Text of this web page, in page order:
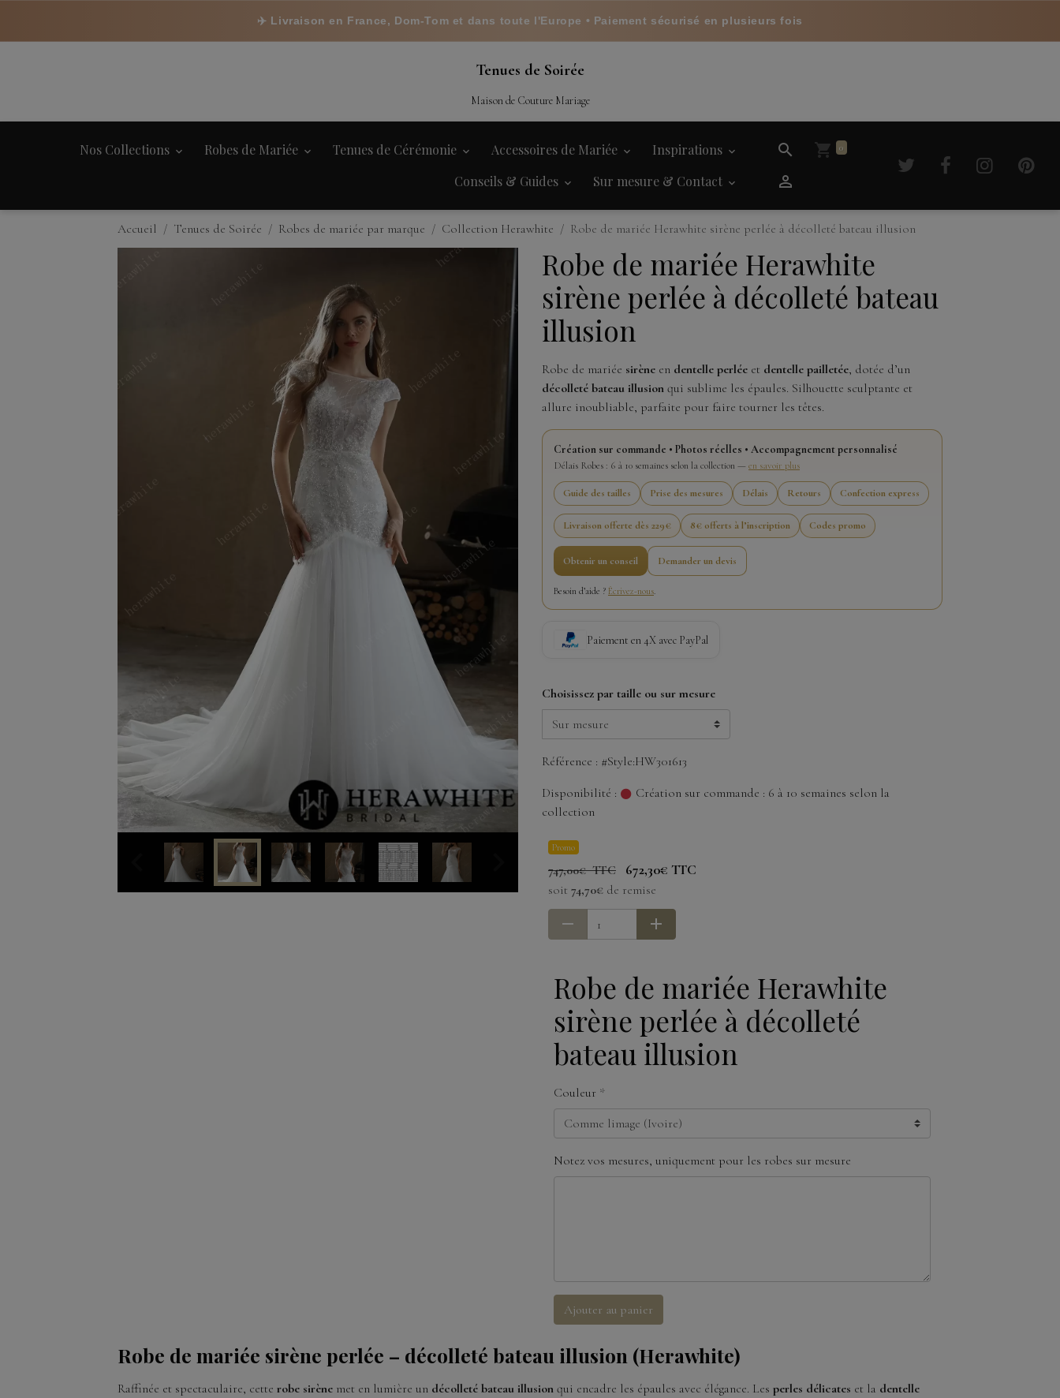
✈️ Livraison en France, Dom-Tom et dans toute l'Europe • Paiement sécurisé en plusieurs fois
Tenues de Soirée
Maison de Couture Mariage
Nos Collections Robes de Mariée Tenues de Cérémonie Accessoires de Mariée
Inspirations
Conseils & Guides
Sur mesure & Contact
0
Accueil Tenues de Soirée Robes de mariée par marque Collection Herawhite Robe de mariée Herawhite sirène perlée à décolleté bateau illusion
Robe de mariée Herawhite
sirène perlée à décolleté bateau
illusion
Robe de mariée sirène en dentelle perlée et dentelle pailletée, dotée d’un
décolleté bateau illusion qui sublime les épaules. Silhouette sculptante et
allure inoubliable, parfaite pour faire tourner les têtes.
Création sur commande • Photos réelles • Accompagnement personnalisé
Délais Robes : 6 à 10 semaines selon la collection — en savoir plus
Guide des tailles Prise des mesures Délais Retours Confection express
Livraison offerte dès 229€ 8€ offerts à l’inscription Codes promo
Obtenir un conseil Demander un devis
Besoin d’aide ? Écrivez-nous.
Paiement en 4X avec PayPal
Choisissez par taille ou sur mesure
Référence : #Style:HW301613
Disponibilité :
Création sur commande : 6 à 10 semaines selon la
collection
Promo
747,00€ TTC 672,30€ TTC
soit 74,70€ de remise
Robe de mariée Herawhite
sirène perlée à décolleté
bateau illusion
Couleur
Notez vos mesures, uniquement pour les robes sur mesure
Ajouter au panier
Robe de mariée sirène perlée – décolleté bateau illusion (Herawhite)
Raffinée et spectaculaire, cetterobe sirène met en lumière un décolleté bateau illusion qui encadre les épaules avec élégance. Lesperles délicates et la dentelle